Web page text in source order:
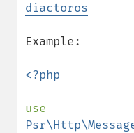
diactoros
Example:
<?php